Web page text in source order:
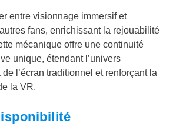
entre visionnage immersif et
fans, enrichissant la rejouabilité
mécanique offre une continuité
unique, étendant l’univers
l’écran traditionnel et renforçant la
la VR.